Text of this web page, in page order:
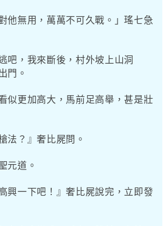
他無用，萬萬不可久戰。」瑤七急
吧，我來斷後，村外坡上山洞
門。
似更加高大，馬前足高舉，甚是壯
法？』奢比屍問。
元道。
興一下吧！』奢比屍說完，立即發